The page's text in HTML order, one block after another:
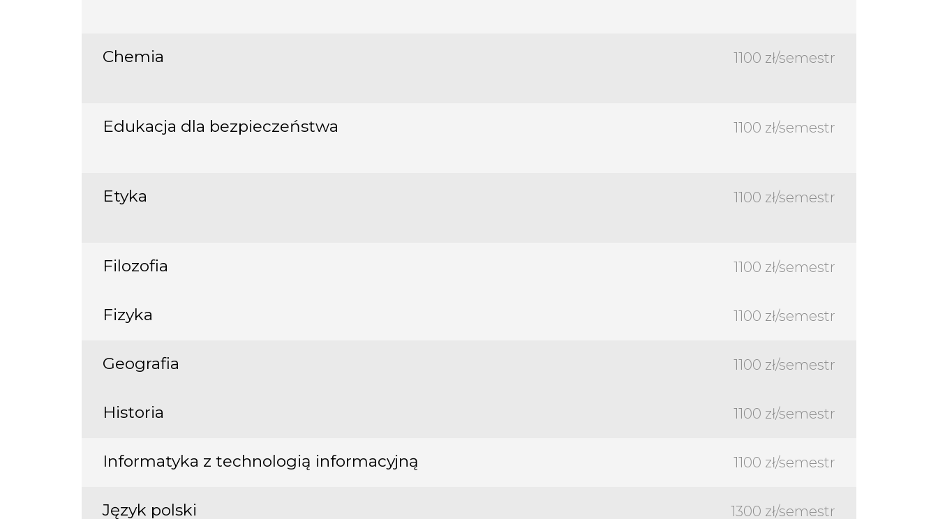
Chemia 1100 zł/semestr
Edukacja dla bezpieczeństwa 1100 zł/semestr
Etyka 1100 zł/semestr
Filozofia 1100 zł/semestr
Fizyka 1100 zł/semestr
Geografia 1100 zł/semestr
Historia 1100 zł/semestr
Informatyka z technologią informacyjną 1100 zł/semestr
Język polski 1300 zł/semestr